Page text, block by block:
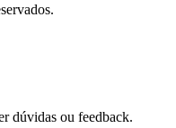
dúvidas ou feedback.